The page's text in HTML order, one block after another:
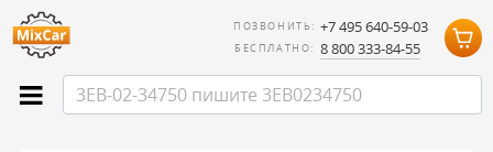
ПОЗВОНИТЬ: +7 495 640-59-03
БЕСПЛАТНО: 8 800 333-84-55